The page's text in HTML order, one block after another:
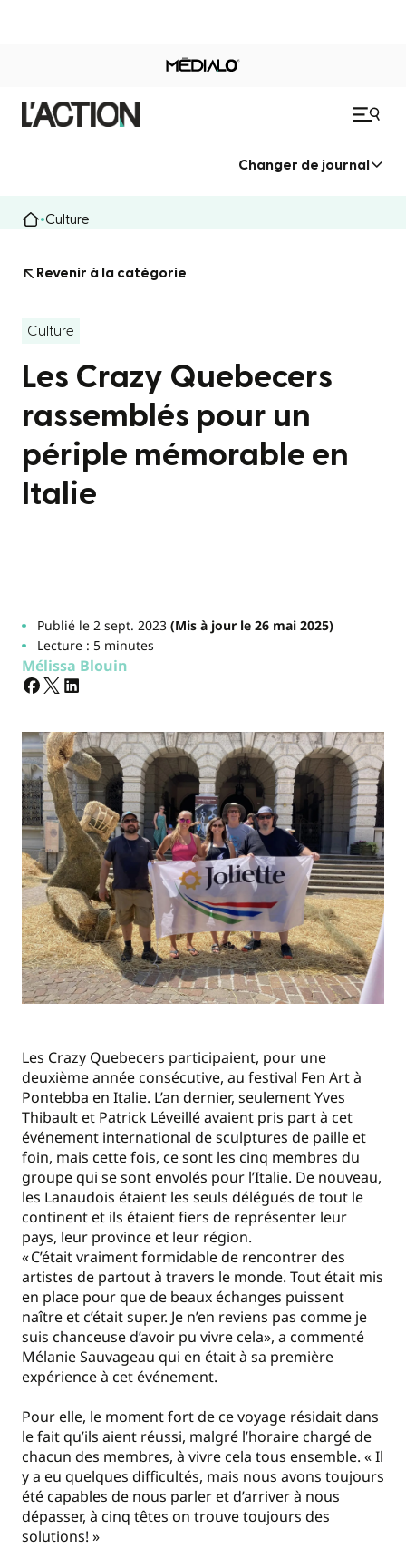
Changer de journal
Culture
Revenir à la catégorie
Culture
Les Crazy Quebecers
rassemblés pour un
périple mémorable en
Italie
Publié le 2 sept. 2023(Mis à jour le 26 mai 2025)
Lecture : 5 minutes
Mélissa Blouin
Les Crazy Quebecers participaient, pour une
deuxième année consécutive, au festival Fen Art à
Pontebba en Italie. L’an dernier, seulement Yves
Thibault et Patrick Léveillé avaient pris part à cet
événement international de sculptures de paille et
foin, mais cette fois, ce sont les cinq membres du
groupe qui se sont envolés pour l’Italie. De nouveau,
les Lanaudois étaient les seuls délégués de tout le
continent et ils étaient fiers de représenter leur
pays, leur province et leur région.
« C’était vraiment formidable de rencontrer des
artistes de partout à travers le monde. Tout était mis
en place pour que de beaux échanges puissent
naître et c’était super. Je n’en reviens pas comme je
suis chanceuse d’avoir pu vivre cela», a commenté
Mélanie Sauvageau qui en était à sa première
expérience à cet événement.
Pour elle, le moment fort de ce voyage résidait dans
le fait qu’ils aient réussi, malgré l’horaire chargé de
chacun des membres, à vivre cela tous ensemble. « Il
y a eu quelques difficultés, mais nous avons toujours
été capables de nous parler et d’arriver à nous
dépasser, à cinq têtes on trouve toujours des
solutions! »